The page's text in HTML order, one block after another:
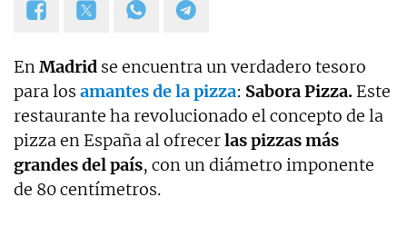
EnMadrid se encuentra un verdadero tesoro
para los amantes de la pizza: Sabora Pizza. Este
restaurante ha revolucionado el concepto de la
pizza en España al ofrecerlas pizzas más
grandes del país, con un diámetro imponente
de 80 centímetros.